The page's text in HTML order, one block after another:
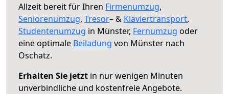
Allzeit bereit für Ihren Firmenumzug,
Seniorenumzug, Tresor– & Klaviertransport,
Studentenumzug in Münster, Fernumzug oder
eine optimale Beiladung von Münster nach
Oschatz.
Erhalten Sie jetzt in nur wenigen Minuten
unverbindliche und kostenfreie Angebote.